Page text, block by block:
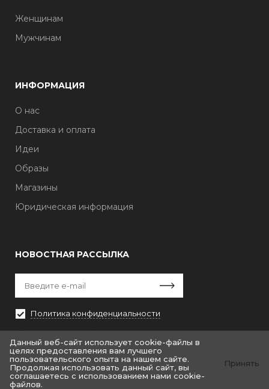
Женщинам
Мужчинам
ИНФОРМАЦИЯ
О нас
Доставка и оплата
Идеи
Образы
Магазины
Юридическая информация
НОВОСТНАЯ РАССЫЛКА
Политика конфиденциальности
Первая кампания
© «Крайт: Одежда.Fashion»
Данный веб-сайт использует cookie-файлы в
целях предоставления вам лучшего
пользовательского опыта на нашем сайте.
Продолжая использовать данный сайт, вы
соглашаетесь с использованием нами cookie-
файлов.
Принять